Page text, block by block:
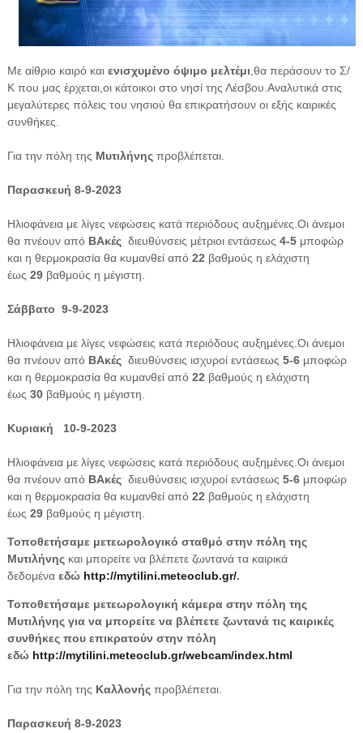
Με αίθριο καιρό και ενισχυμένο όψιμο μελτέμι ,θα περάσουν το Σ/
Κ που μας έρχεται,οι κάτοικοι στο νησί της Λέσβου.Αναλυτικά στις
μεγαλύτερες πόλεις του νησιού θα επικρατήσουν οι εξής καιρικές
συνθήκες.
Για την πόλη της Μυτιλήνης προβλέπεται.
Παρασκευή 8-9-2023
Ηλιοφάνεια με λίγες νεφώσεις κατά περιόδους αυξημένες.Οι άνεμοι
θα πνέουν απόΒΑκέςδιευθύνσεις μέτριοι εντάσεως 4-5 μποφώρ
και η θερμοκρασία θα κυμανθεί από22 βαθμούς η ελάχιστη
έως 29 βαθμούς η μέγιστη.
Σάββατο 9-9-2023
Ηλιοφάνεια με λίγες νεφώσεις κατά περιόδους αυξημένες.Οι άνεμοι
θα πνέουν απόΒΑκέςδιευθύνσεις ισχυροί εντάσεως 5-6 μποφώρ
και η θερμοκρασία θα κυμανθεί από22 βαθμούς η ελάχιστη
έως 30 βαθμούς η μέγιστη.
Κυριακή 10-9-2023
Ηλιοφάνεια με λίγες νεφώσεις κατά περιόδους αυξημένες.Οι άνεμοι
θα πνέουν απόΒΑκέςδιευθύνσεις ισχυροί εντάσεως 5-6 μποφώρ
και η θερμοκρασία θα κυμανθεί από22 βαθμούς η ελάχιστη
έως 29 βαθμούς η μέγιστη.
Τοποθετήσαμε μετεωρολογικό σταθμό στην πόλη της
Μυτιλήνηςκαι μπορείτε να βλέπετε ζωντανά τα καιρικά
δεδομένα εδώ http://mytilini.meteoclub.gr/.
Τοποθετήσαμε μετεωρολογική κάμερα στην πόλη της
Μυτιλήνης για να μπορείτε να βλέπετε ζωντανά τις καιρικές
συνθήκες που επικρατούν στην πόλη
εδώ http://mytilini.meteoclub.gr/webcam/index.html
Για την πόλη της Καλλονής προβλέπεται.
Παρασκευή 8-9-2023